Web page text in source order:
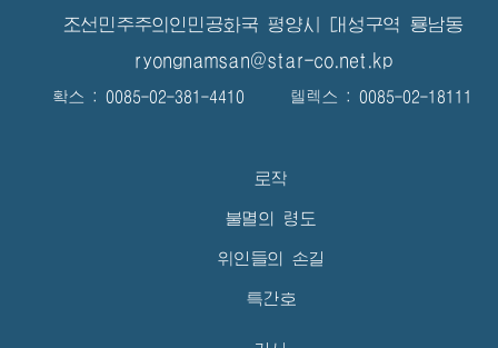
조선민주주의인민공화국 평양시 대성구역 룡남동
ryongnamsan@star-co.net.kp
확스 : 0085-02-381-4410 텔렉스 : 0085-02-18111
로작
불멸의 령도
위인들의 손길
특간호